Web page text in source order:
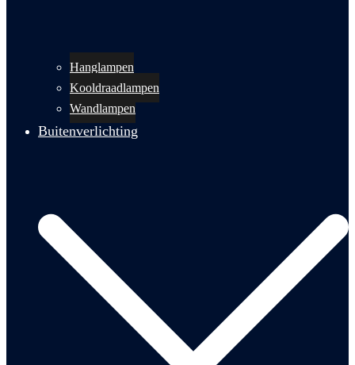
Hanglampen
Kooldraadlampen
Wandlampen
Buitenverlichting